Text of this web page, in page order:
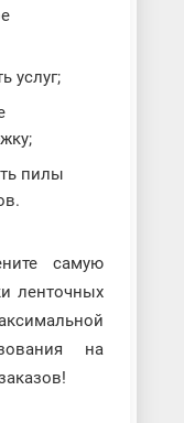
услуг;
пилы
самую
ленточных
на